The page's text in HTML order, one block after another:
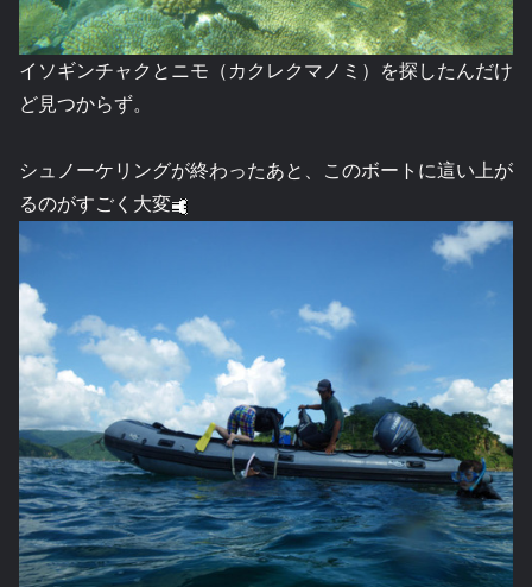
イソギンチャクとニモ（カクレクマノミ）を探したんだけ
ど見つからず。
シュノーケリングが終わったあと、このボートに這い上が
るのがすごく大変